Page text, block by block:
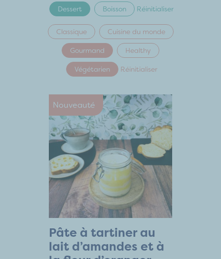
Dessert Boisson Réinitialiser
Classique Cuisine du monde
Gourmand Healthy
Végétarien Réinitialiser
Nouveauté
Pâte à tartiner au
lait d’amandes et à